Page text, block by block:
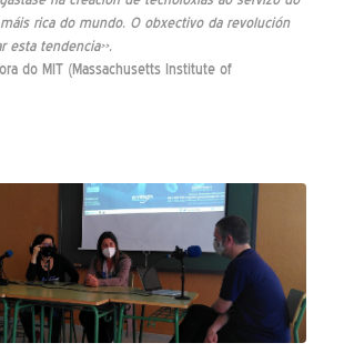
rica do mundo. O obxectivo da revolución
esta tendencia».
do MIT (Massachusetts Institute of